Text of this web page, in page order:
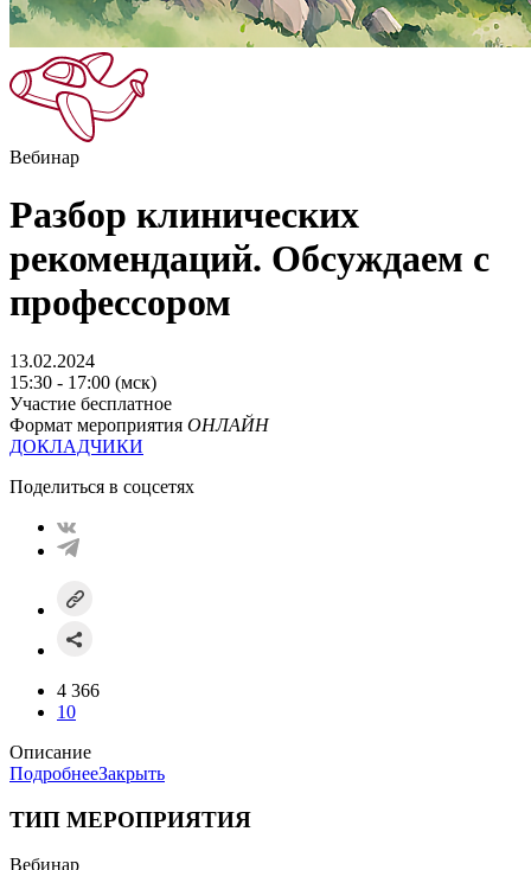
Вебинар
Разбор клинических
рекомендаций. Обсуждаем с
профессором
13.02.2024
15:30 - 17:00 (мск)
Участие бесплатное
Формат мероприятия ОНЛАЙН
ДОКЛАДЧИКИ
Поделиться в соцсетях
4 366
10
Описание
ПодробнееЗакрыть
ТИП МЕРОПРИЯТИЯ
Вебинар